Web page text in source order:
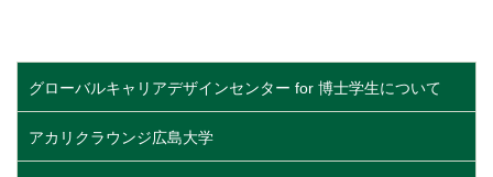
グローバルキャリアデザインセンター for 博士学生について
アカリクラウンジ広島大学